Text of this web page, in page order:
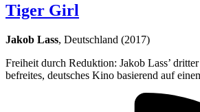
Tiger Girl
Jakob Lass, Deutschland (2017)
Freiheit durch Reduktion: Jakob Lass’
befreites, deutsches Kino basierend auf